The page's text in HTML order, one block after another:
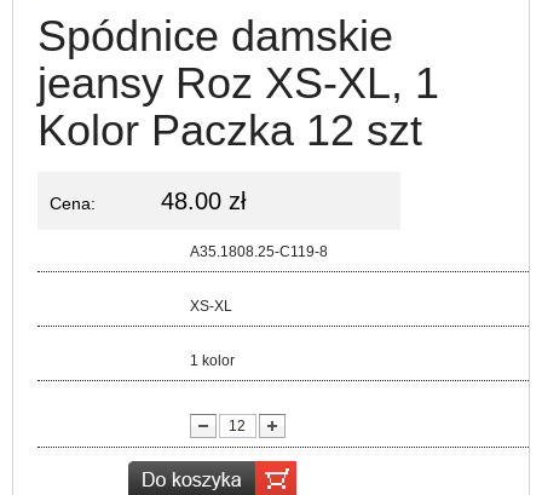
Spódnice damskie
jeansy Roz XS-XL, 1
Kolor Paczka 12 szt
Cena: 48.00 zł
A35.1808.25-C119-8
XS-XL
1 kolor